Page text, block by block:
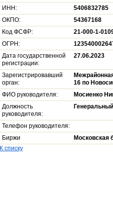
ИНН:
5406832785
ОКПО:
54367168
Код ФСФР:
21-000-1-
ОГРН:
Дата государственной
регистрации:
27.06.2023
Зарегистрировавший
орган:
16 по
ФИО руководителя:
Мосиенко
Должность
руководителя:
Телефон руководителя:
Биржи
Московская
К списку